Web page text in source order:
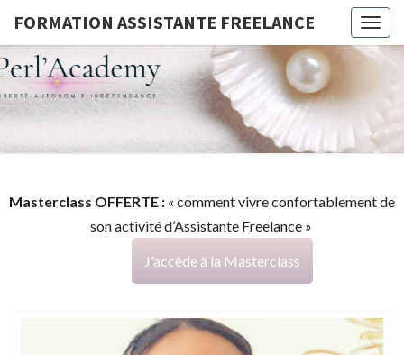
FORMATION ASSISTANTE FREELANCE
G
Masterclass OFFERTE : « comment vivre confortablement de
son activité d’Assistante Freelance »
J'accède à la Masterclass